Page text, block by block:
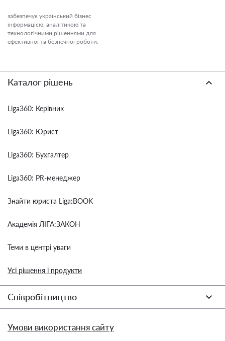
забезпечує український бізнес
інформацією, аналітикою та
технологічними рішеннями для
ефективної та безпечної роботи.
Каталог рішень
Liga360: Керівник
Liga360: Юрист
Liga360: Бухгалтер
Liga360: PR-менеджер
Знайти юриста Liga:BOOK
Академія ЛІГА:ЗАКОН
Теми в центрі уваги
Усі рішення і продукти
Співробітництво
Умови використання сайту